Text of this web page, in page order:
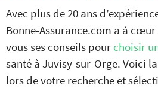
Avec plus de 20 ans
Bonne-Assurance.com a à
vous ses conseils pour choisir
santé à Juvisy-sur-Orge. Voici
lors de votre recherche et